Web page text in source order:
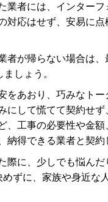
業者には、インターフ
対応はせず、安易に点
者が帰らない場合は、
しょう。
をあおり、巧みなトー
にして慌てて契約せ
、工事の必要性や金
納得できる業者と契約
際に、少しでも悩んだ
ずに、家族や身近な